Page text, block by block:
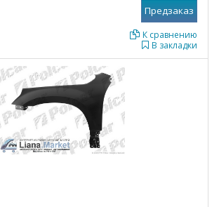
В закладки
К сравнению